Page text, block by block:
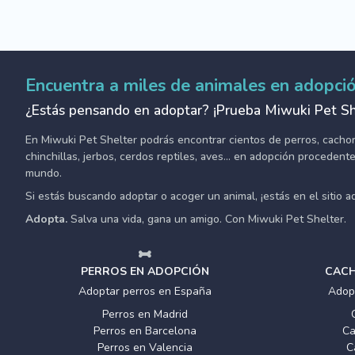
Encuentra a miles de animales en
¿Estás pensando en adoptar? ¡Prueba Miwuki Pet
En Miwuki Pet Shelter podrás encontrar cientos de perros,
chinchillas, jerbos, cerdos reptiles, aves... en adopción
mundo.
Si estás buscando adoptar o acoger un animal, ¡estás en el sitio
Adopta. Salva una vida, gana un amigo. Con Miwuki Pet Shelter.
PERROS EN ADOPCIÓN
Adoptar perros en España
Perros en Madrid
Perros en Barcelona
Perros en Valencia